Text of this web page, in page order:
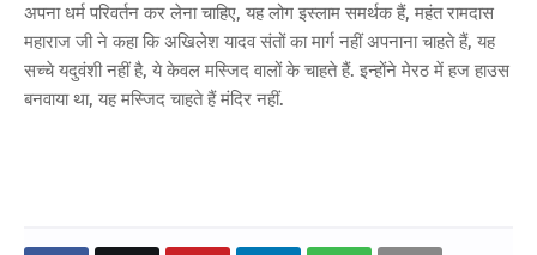
अपना धर्म परिवर्तन कर लेना चाहिए, यह लोग इस्लाम समर्थक हैं, महंत रामदास
महाराज जी ने कहा कि अखिलेश यादव संतों का मार्ग नहीं अपनाना चाहते हैं, यह
सच्चे यदुवंशी नहीं है, ये केवल मस्जिद वालों के चाहते हैं. इन्होंने मेरठ में हज हाउस
बनवाया था, यह मस्जिद चाहते हैं मंदिर नहीं.